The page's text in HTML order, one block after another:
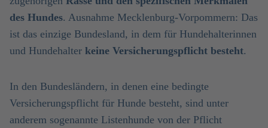
des Hundes. Ausnahme Mecklenburg-Vorpommern: Das
ist das einzige Bundesland, in dem für Hundehalterinnen
und Hundehalter keine Versicherungspflicht besteht.
In den Bundesländern, in denen eine bedingte
Versicherungspflicht für Hunde besteht, sind unter
anderem sogenannte Listenhunde von der Pflicht